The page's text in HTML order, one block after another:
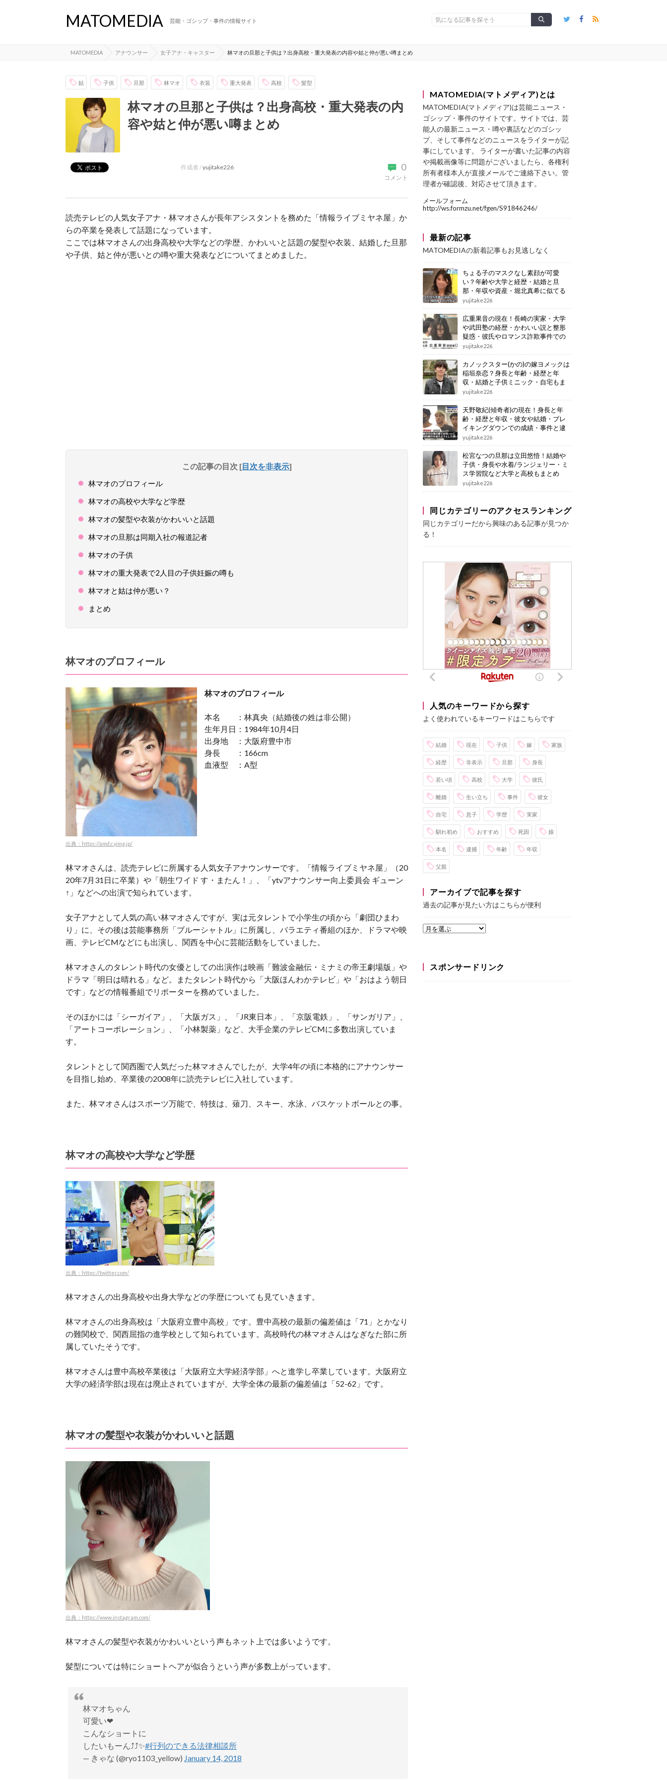
MATOMEDIA 芸能・ゴシップ・事件の情報サイト
MATOMEDIA アナウンサー 女子アナ・キャスター 林マオの旦那と子供は？出身高校・重大発表の内容や姑と仲が悪い噂まとめ
姑 子供 旦那 林マオ 衣装 重大発表 高校 髪型
林マオの旦那と子供は？出身高校・重大発表の内
容や姑と仲が悪い噂まとめ
0
コメント
作成者 /yujitake226
読売テレビの人気女子アナ・林マオさんが長年アシスタントを務めた「情報ライブミヤネ屋」か
らの卒業を発表して話題になっています。
ここでは林マオさんの出身高校や大学などの学歴、かわいいと話題の髪型や衣装、結婚した旦那
や子供、姑と仲が悪いとの噂や重大発表などについてまとめました。
この記事の目次 [目次を非表示]
林マオのプロフィール
林マオの高校や大学など学歴
林マオの髪型や衣装がかわいいと話題
林マオの旦那は同期入社の報道記者
林マオの子供
林マオの重大発表で2人目の子供妊娠の噂も
林マオと姑は仲が悪い？
まとめ
林マオのプロフィール
出典：https://amd.c.yimg.jp/
林マオのプロフィール
本名 ：林真央（結婚後の姓は非公開）
生年月日：1984年10月4日
出身地 ：大阪府豊中市
身長 ：166cm
血液型 ：A型
林マオさんは、読売テレビに所属する人気女子アナウンサーです。「情報ライブミヤネ屋」（20
20年7月31日に卒業）や「朝生ワイド す・またん！」、「ytvアナウンサー向上委員会 ギューン
↑」などへの出演で知られています。
女子アナとして人気の高い林マオさんですが、実は元タレントで小学生の頃から「劇団ひまわ
り」に、その後は芸能事務所「ブルーシャトル」に所属し、バラエティ番組のほか、ドラマや映
画、テレビCMなどにも出演し、関西を中心に芸能活動をしていました。
林マオさんのタレント時代の女優としての出演作は映画「難波金融伝・ミナミの帝王劇場版」や
ドラマ「明日は晴れる」など。またタレント時代から「大阪ほんわかテレビ」や「おはよう朝日
です」などの情報番組でリポーターを務めていました。
そのほかには「シーガイア」、「大阪ガス」、「JR東日本」、「京阪電鉄」、「サンガリア」、
「アートコーポレーション」、「小林製薬」など、大手企業のテレビCMに多数出演していま
す。
タレントとして関西圏で人気だった林マオさんでしたが、大学4年の頃に本格的にアナウンサー
を目指し始め、卒業後の2008年に読売テレビに入社しています。
また、林マオさんはスポーツ万能で、特技は、薙刀、スキー、水泳、バスケットボールとの事。
林マオの高校や大学など学歴
出典：https://twitter.com/
林マオさんの出身高校や出身大学などの学歴についても見ていきます。
林マオさんの出身高校は「大阪府立豊中高校」です。豊中高校の最新の偏差値は「71」とかなり
の難関校で、関西屈指の進学校として知られています。高校時代の林マオさんはなぎなた部に所
属していたそうです。
林マオさんは豊中高校卒業後は「大阪府立大学経済学部」へと進学し卒業しています。大阪府立
大学の経済学部は現在は廃止されていますが、大学全体の最新の偏差値は「52-62」です。
林マオの髪型や衣装がかわいいと話題
出典：https://www.instagram.com/
林マオさんの髪型や衣装がかわいいという声もネット上では多いようです。
髪型については特にショートヘアが似合うという声が多数上がっています。
林マオちゃん
可愛い❤
こんなショートに
したいもーん⤴︎⤴︎︎︎✨#行列のできる法律相談所
— きゃな (@ryo1103_yellow) January 14, 2018
MATOMEDIA(マトメディア)とは
MATOMEDIA(マトメディア)は芸能ニュース・
ゴシップ・事件のサイトです。サイトでは、芸
能人の最新ニュース・噂や裏話などのゴシッ
プ、そして事件などのニュースをライターが記
事にしています。 ライターが書いた記事の内容
や掲載画像等に問題がございましたら、各権利
所有者様本人が直接メールでご連絡下さい。管
理者が確認後、対応させて頂きます。
メールフォーム
http://ws.formzu.net/fgen/S91846246/
最新の記事
MATOMEDIAの新着記事もお見逃しなく
ちょる子のマスクなし素顔が可愛
い？年齢や大学と経歴・結婚と旦
那・年収や資産・堀北真希に似てる
画像もまとめ
yujitake226
広重果音の現在！長崎の実家・大学
や武田塾の経歴・かわいい説と整形
疑惑・彼氏やロマンス詐欺事件での
逮捕もまとめ
yujitake226
カノックスター(かの)の嫁ヨメックは
稲垣奈恋？身長と年齢・経歴と年
収・結婚と子供ミニック・自宅もま
とめ
yujitake226
天野敬紀(傾奇者)の現在！身長と年
齢・経歴と年収・彼女や結婚・ブレ
イキングダウンでの成績・事件と逮
捕もまとめ
yujitake226
松宮なつの旦那は立田悠悟！結婚や
子供・身長や水着/ランジェリー・ミ
ス学習院など大学と高校もまとめ
yujitake226
同じカテゴリーのアクセスランキング
同じカテゴリーだから興味のある記事が見つか
る！
人気のキーワードから探す
よく使われているキーワードはこちらです
結婚 現在 子供 嫁 家族
経歴 非表示 旦那 身長
若い頃 高校 大学 彼氏
離婚 生い立ち 事件 彼女
自宅 息子 学歴 実家
馴れ初め おすすめ 死因 娘
本名 逮捕 年齢 年収
父親
アーカイブで記事を探す
過去の記事が見たい方はこちらが便利
スポンサードリンク